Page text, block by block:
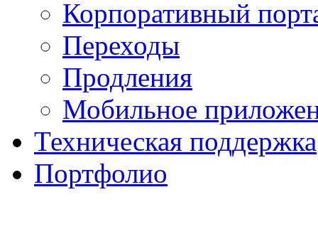
Корпоративный
Переходы
Продления
Мобильное
Техническая поддержка
Портфолио